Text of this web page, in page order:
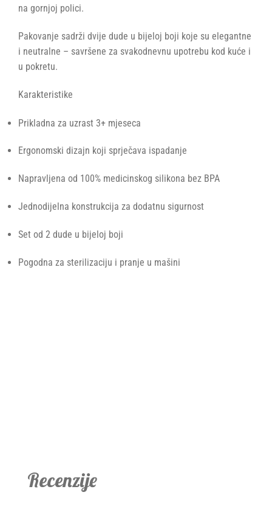
na gornjoj polici.
Pakovanje sadrži dvije dude u bijeloj boji koje su elegantne
i neutralne – savršene za svakodnevnu upotrebu kod kuće i
u pokretu.
Karakteristike
Prikladna za uzrast 3+ mjeseca
Ergonomski dizajn koji sprječava ispadanje
Napravljena od 100% medicinskog silikona bez BPA
Jednodijelna konstrukcija za dodatnu sigurnost
Set od 2 dude u bijeloj boji
Pogodna za sterilizaciju i pranje u mašini
Recenzije